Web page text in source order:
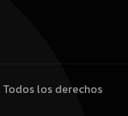
Todos los derechos